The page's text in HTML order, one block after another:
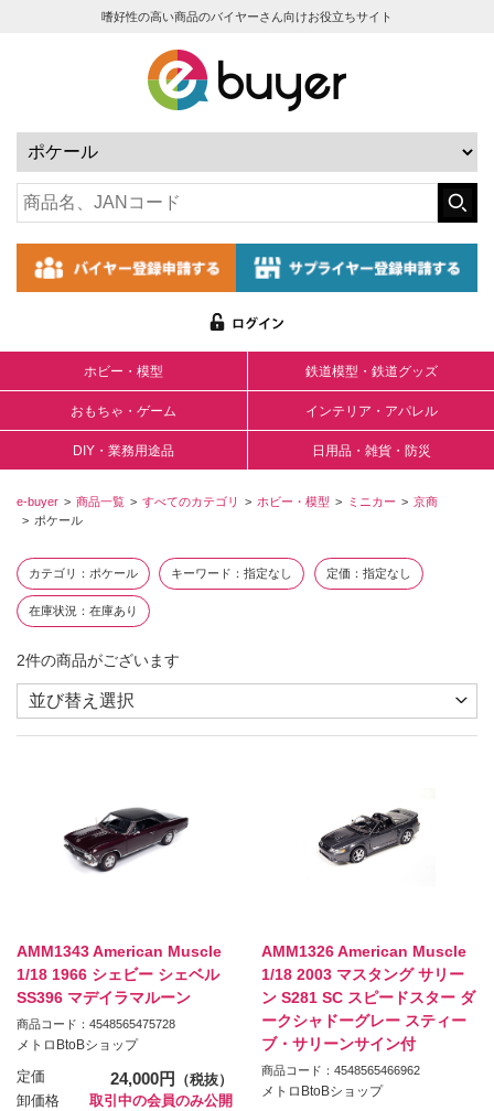
嗜好性の高い商品のバイヤーさん向けお役立ちサイト
ホビー・模型 鉄道模型・鉄道グッズ
おもちゃ・ゲーム インテリア・アパレル
DIY・業務用途品 日用品・雑貨・防災
e-buyer 商品一覧 すべてのカテゴリ ホビー・模型 ミニカー
京商
ポケール
カテゴリ ポケール キーワード 指定なし 定価 指定なし
在庫状況 在庫あり
2件の商品がございます
AMM1343 American Muscle
1/18 1966 シェビー シェベル
SS396 マデイラマルーン
商品コード：4548565475728
メトロBtoBショップ
定価 24,000円
（税抜）
卸価格
取引中の会員のみ公開
AMM1326 American Muscle
1/18 2003 マスタング サリー
ン S281 SC スピードスター ダ
ークシャドーグレー スティー
ブ・サリーンサイン付
商品コード：4548565466962
メトロBtoBショップ